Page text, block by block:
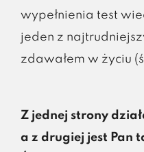
wypełnienia test
jeden z
zdawałem w życiu
Z jednej strony
a z drugiej jest Pan